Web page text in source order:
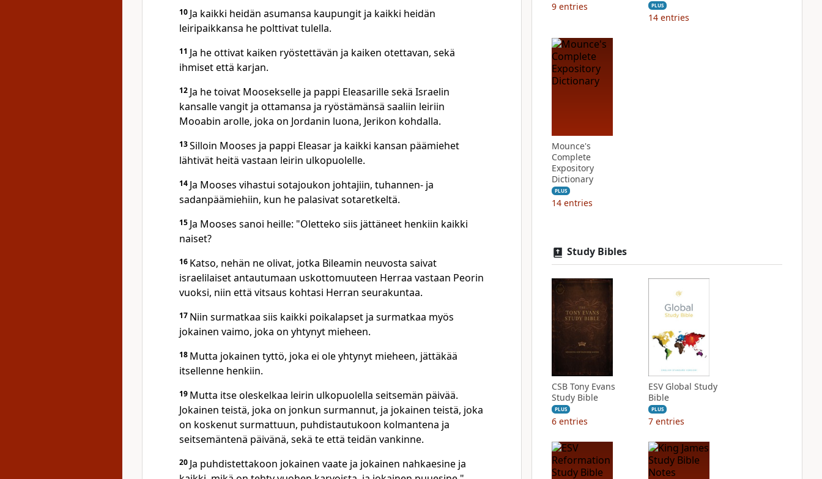
10 Ja kaikki heidän asumansa kaupungit ja kaikki heidän
leiripaikkansa he polttivat tulella.
11 Ja he ottivat kaiken ryöstettävän ja kaiken otettavan, sekä
ihmiset että karjan.
12 Ja he toivat Moosekselle ja pappi Eleasarille sekä Israelin
kansalle vangit ja ottamansa ja ryöstämänsä saaliin leiriin
Mooabin arolle, joka on Jordanin luona, Jerikon kohdalla.
13Silloin Mooses ja pappi Eleasar ja kaikki kansan päämiehet
lähtivät heitä vastaan leirin ulkopuolelle.
14 Ja Mooses vihastui sotajoukon johtajiin, tuhannen- ja
sadanpäämiehiin, kun he palasivat sotaretkeltä.
15 Ja Mooses sanoi heille: "Oletteko siis jättäneet henkiin kaikki
naiset?
16 Katso, nehän ne olivat, jotka Bileamin neuvosta saivat
israelilaiset antautumaan uskottomuuteen Herraa vastaan Peorin
vuoksi, niin että vitsaus kohtasi Herran seurakuntaa.
17 Niin surmatkaa siis kaikki poikalapset ja surmatkaa myös
jokainen vaimo, joka on yhtynyt mieheen.
18 Mutta jokainen tyttö, joka ei ole yhtynyt mieheen, jättäkää
itsellenne henkiin.
19 Mutta itse oleskelkaa leirin ulkopuolella seitsemän päivää.
Jokainen teistä, joka on jonkun surmannut, ja jokainen teistä, joka
on koskenut surmattuun, puhdistautukoon kolmantena ja
seitsemäntenä päivänä, sekä te että teidän vankinne.
20 Ja puhdistettakoon jokainen vaate ja jokainen nahkaesine ja
9 entries PLUS
14 entries
Mounce's
Complete
Expository
Dictionary
PLUS
14 entries
Study Bibles
CSB Tony Evans
Study Bible
PLUS
6 entries
ESV Global Study
Bible
PLUS
7 entries